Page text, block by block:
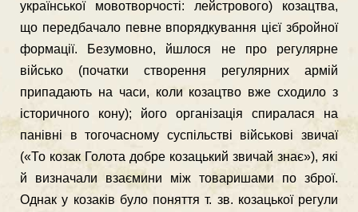
української мовотворчостi: лейстрового) козацтва,
що передбачало певне впорядкування цiєї збройної
формацiї. Безумовно, йшлося не про регулярне
вiйсько (початки створення регулярних армiй
припадають на часи, коли козацтво вже сходило з
iсторичного кону); його органiзацiя спиралася на
панiвнi в тогочасному суспiльствi вiйськовi звичаї
(«То козак Голота добре козацький звичай знає»), якi
й визначали взаємини мiж товаришами по зброї.
Однак у козакiв було поняття т. зв. козацької регули